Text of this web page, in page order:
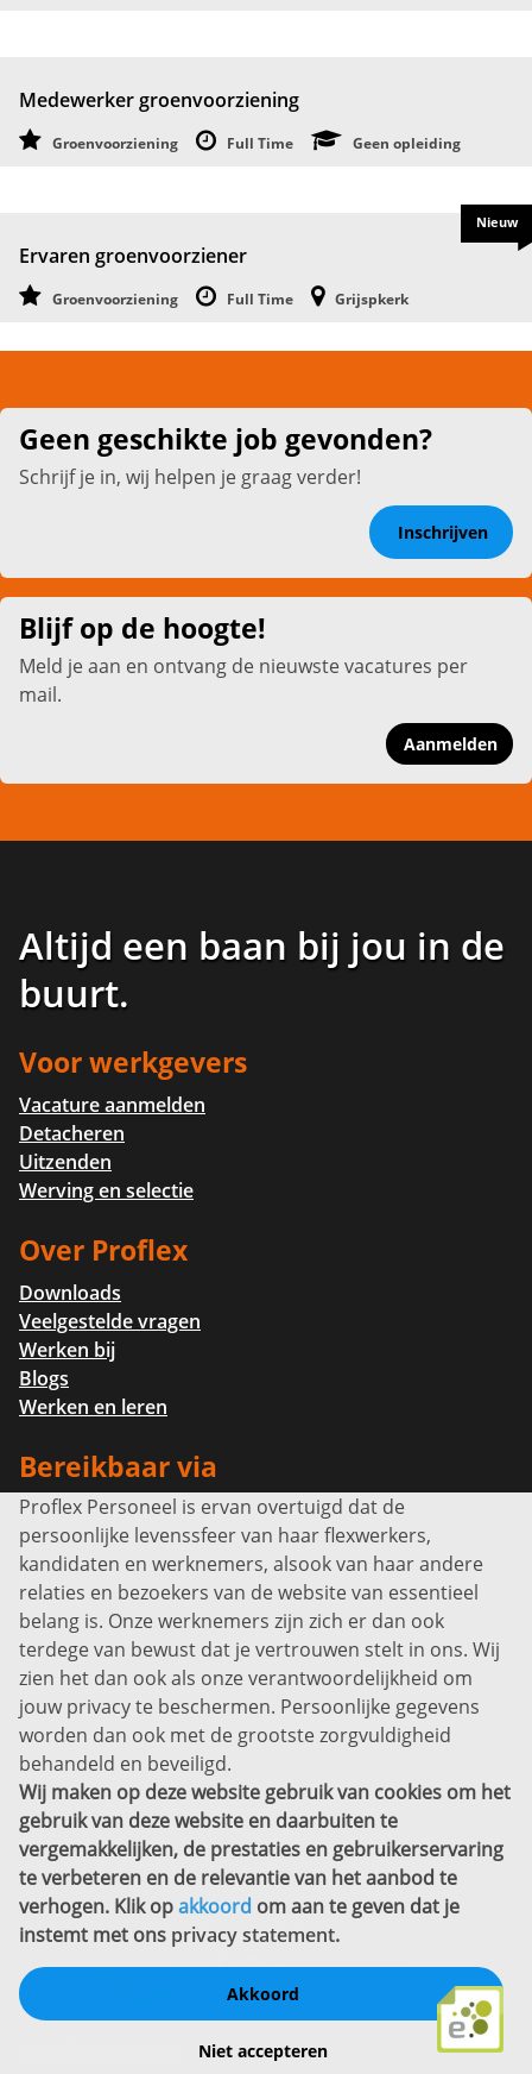
Medewerker groenvoorziening
Groenvoorziening Full Time Geen opleiding
Ervaren groenvoorziener
Groenvoorziening Full Time Grijspkerk
Nieuw
Geen geschikte job gevonden?
Schrijf je in, wij helpen je graag verder!
Inschrijven
Blijf op de hoogte!
Meld je aan en ontvang de nieuwste vacatures per
mail.
Aanmelden
Altijd een baan bij jou in de
buurt.
Voor werkgevers
Vacature aanmelden
Detacheren
Uitzenden
Werving en selectie
Over Proflex
Downloads
Veelgestelde vragen
Werken bij
Blogs
Werken en leren
Bereikbaar via
Info@proflexpersoneel.nl
Bel ons:+31 (0)85 0450040
Prins Willem-Alexanderlaan 301
7311 SW Apeldoorn
Disclaimer
Privacyverklaring
Sitemap
Copyright
Bekijk ook eens
Proflex Personeel is ervan overtuigd dat de
persoonlijke levenssfeer van haar flexwerkers,
kandidaten en werknemers, alsook van haar andere
relaties en bezoekers van de website van essentieel
belang is. Onze werknemers zijn zich er dan ook
terdege van bewust dat je vertrouwen stelt in ons. Wij
zien het dan ook als onze verantwoordelijkheid om
jouw privacy te beschermen. Persoonlijke gegevens
worden dan ook met de grootste zorgvuldigheid
behandeld en beveiligd.
Wij maken op deze website gebruik van cookies om het
gebruik van deze website en daarbuiten te
vergemakkelijken, de prestaties en gebruikerservaring
te verbeteren en de relevantie van het aanbod te
verhogen. Klik opakkoord om aan te geven dat je
instemt met ons privacy statement.
Akkoord
Niet accepteren